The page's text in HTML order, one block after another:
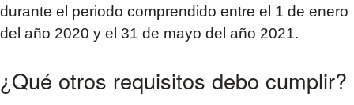
durante el periodo comprendido entre el 1 de enero
del año 2020 y el 31 de mayo del año 2021.
¿Qué otros requisitos debo cumplir?